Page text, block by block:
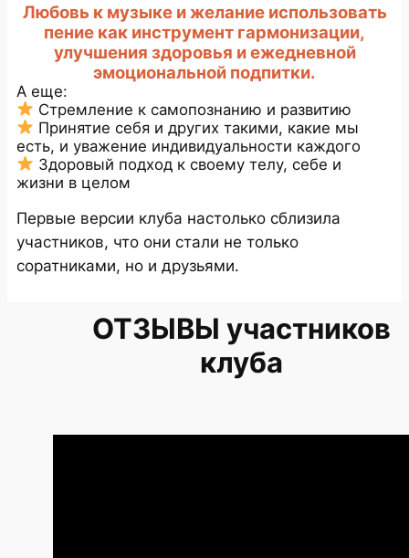
Любовь к музыке и желание использовать
пение как инструмент гармонизации,
улучшения здоровья и ежедневной
эмоциональной подпитки.
А еще:
Стремление к самопознанию и развитию
Принятие себя и других такими, какие мы
есть, и уважение индивидуальности каждого
Здоровый подход к своему телу, себе и
жизни в целом
Первые версии клуба настолько сблизила
участников, что они стали не только
соратниками, но и друзьями.
ОТЗЫВЫ участников
клуба